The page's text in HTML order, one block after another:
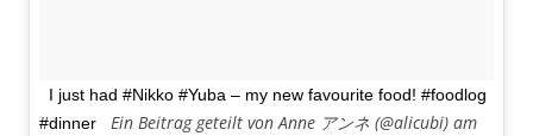
I just had #Nikko #Yuba – my new favourite food! #foodlog
#dinner Ein Beitrag geteilt von Anne アンネ (@alicubi) am